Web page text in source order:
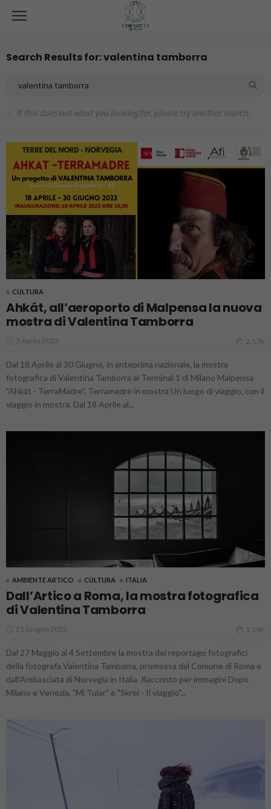
Search Results for: valentina tamborra
If this does not what you looking for, please try another search.
CULTURA
Ahkát, all’aeroporto di Malpensa la nuova
mostra di Valentina Tamborra
3 Aprile 2023 2.17K
Dal 18 Aprile al 30 Giugno, in anteprima nazionale, la mostra
fotografica di Valentina Tamborra al Terminal 1 di Milano Malpensa
"Ahkát - TerraMadre". Terramadre in mostra Un luogo di viaggio, con il
viaggio in mostra. Dal 18 Aprile al...
AMBIENTE ARTICO CULTURA ITALIA
Dall’Artico a Roma, la mostra fotografica
di Valentina Tamborra
21 Giugno 2022 1.54K
Dal 27 Maggio al 4 Settembre la mostra dei reportage fotografici
della fotografa Valentina Tamborra, promossa dal Comune di Roma e
dall’Ambasciata di Norvegia in Italia. Racconto per immagini Dopo
Milano e Venezia, "Mi Tular" e "Skrei - Il viaggio"...